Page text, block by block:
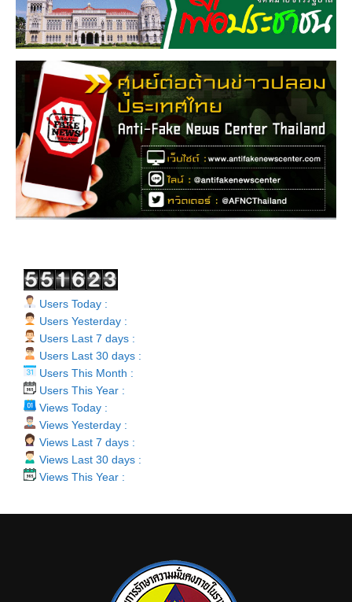
Users Today :
Users Yesterday :
Users Last 7 days :
Users Last 30 days :
Users This Month :
Users This Year :
Views Today :
Views Yesterday :
Views Last 7 days :
Views Last 30 days :
Views This Year :